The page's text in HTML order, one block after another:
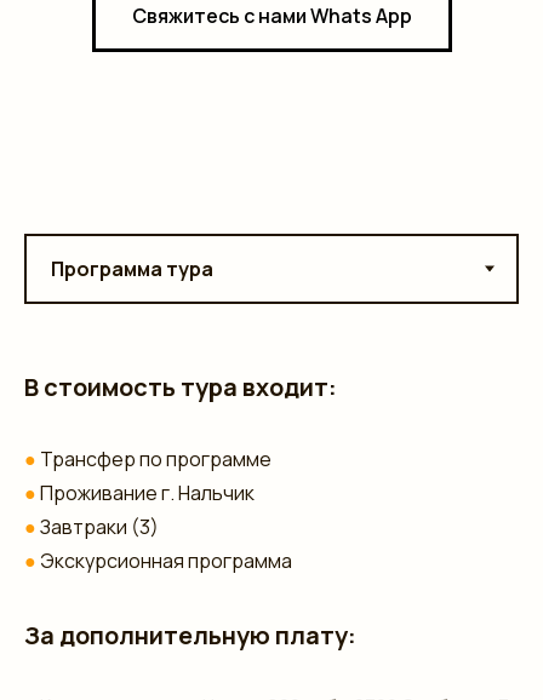
Свяжитесь с нами Whats App
В стоимость тура входит:
● Трансфер по программе
●Проживание г. Нальчик
●Завтраки (3)
● Экскурсионная программа
За дополнительную плату: